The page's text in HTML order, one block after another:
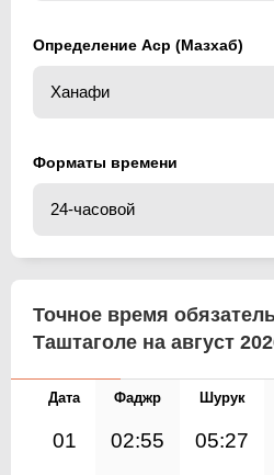
Определение Аср (Мазхаб)
Форматы времени
Точное время
Таштаголе на август
Дата Фаджр Шурук
01 02:55 05:27